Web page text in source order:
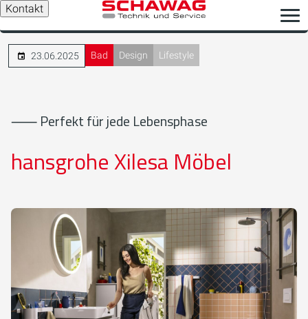
Kontakt
23.06.2025 Bad Design Lifestyle
⸺ Perfekt für jede Lebensphase
hansgrohe Xilesa Möbel